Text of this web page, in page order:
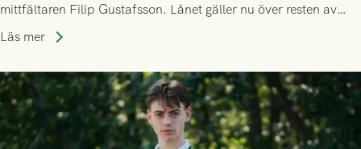
mittfältaren Filip Gustafsson. Lånet gäller nu över resten av
säsongen 2026.
Läs mer